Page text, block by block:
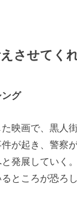
させてく
ング
映画で、黒人
が起き、警察
発展していく
ところが恐ろし